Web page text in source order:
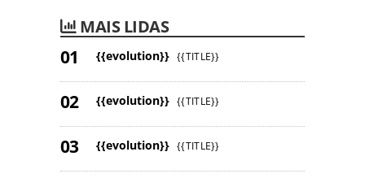
MAIS LIDAS
{{evolution}} {{TITLE}}
{{evolution}} {{TITLE}}
{{evolution}} {{TITLE}}